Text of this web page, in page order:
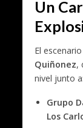
Un
El
Quiñonez,
nivel junto a:
Grupo
Los